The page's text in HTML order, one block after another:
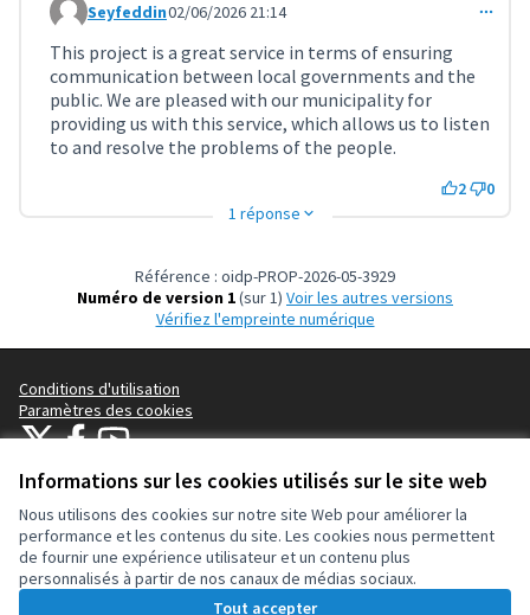
Informations sur les cookies utilisés sur le site web
Nous utilisons des cookies sur notre site Web pour améliorer la
performance et les contenus du site. Les cookies nous permettent
de fournir une expérience utilisateur et un contenu plus
personnalisés à partir de nos canaux de médias sociaux.
Tout accepter
Commentaire 11939
Seyfeddin02/06/2026 21:14
This project is a great service in terms of ensuring
communication between local governments and the
public. We are pleased with our municipality for
providing us with this service, which allows us to listen
to and resolve the problems of the people.
2
0
1 réponse
Référence : oidp-PROP-2026-05-3929
Numéro de version 1(sur 1)
voir les autres versions
Vérifiez l'empreinte numérique
Conditions d'utilisation
Paramètres des cookies
OIDP sur X
(Lien externe)
OIDP sur Facebook
(Lien externe)
OIDP sur YouTube
(Lien externe)
Français
Choose languageChoisir la langueElegir el idioma
(Lien externe) logiciel libre Decidim .